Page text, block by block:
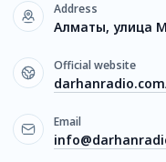
Address
Алматы, улица
Official website
Email